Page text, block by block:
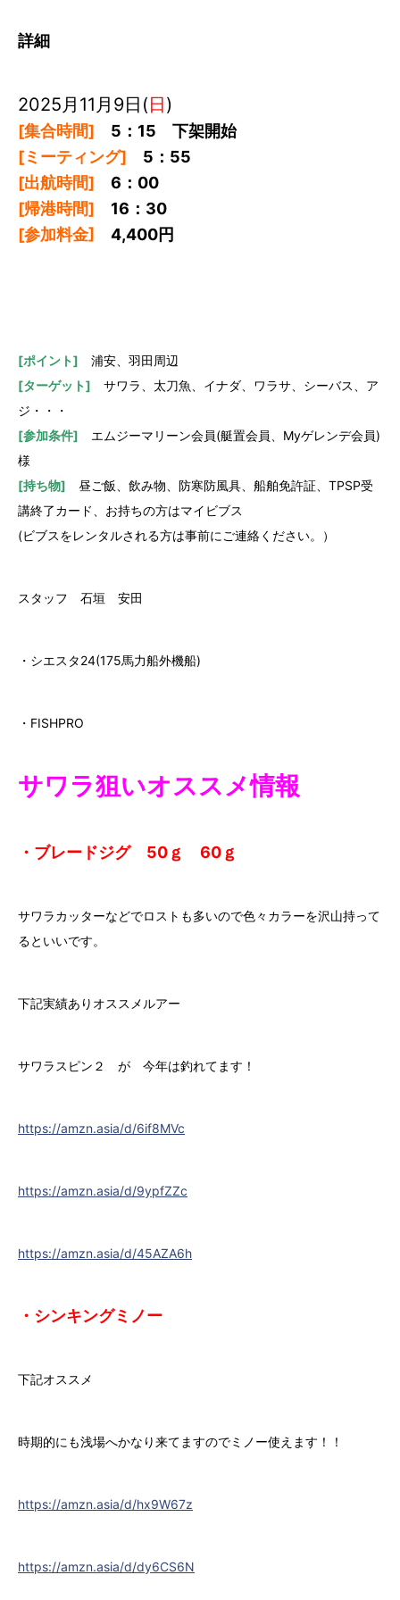
詳細
2025月11月9日(日)
[集合時間]
5：15 下架開始
[ミーティング]
5：55
[出航時間]
6：00
[帰港時間]
16：30
[参加料金]
4,400円
[ポイント] 浦安、羽田周辺
[ターゲット] サワラ、太刀魚、イナダ、ワラサ、シーバス、ア
ジ・・・
[参加条件] エムジーマリーン会員(艇置会員、Myゲレンデ会員)
様
[持ち物] 昼ご飯、飲み物、防寒防風具、船舶免許証、TPSP受
講終了カード、お持ちの方はマイビブス
(ビブスをレンタルされる方は事前にご連絡ください。）
スタッフ 石垣 安田
・シエスタ24(175馬力船外機船)
・FISHPRO
サワラ狙いオススメ情報
・ブレードジグ 50ｇ 60ｇ
サワラカッターなどでロストも多いので色々カラーを沢山持って
るといいです。
下記実績ありオススメルアー
サワラスピン２ が 今年は釣れてます！
https://amzn.asia/d/6if8MVc
https://amzn.asia/d/9ypfZZc
https://amzn.asia/d/45AZA6h
・シンキングミノー
下記オススメ
時期的にも浅場へかなり来てますのでミノー使えます！！
https://amzn.asia/d/hx9W67z
https://amzn.asia/d/dy6CS6N